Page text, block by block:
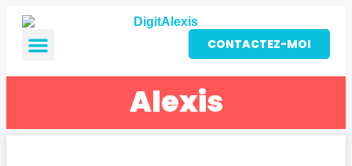
CONTACTEZ-MOI
Alexis